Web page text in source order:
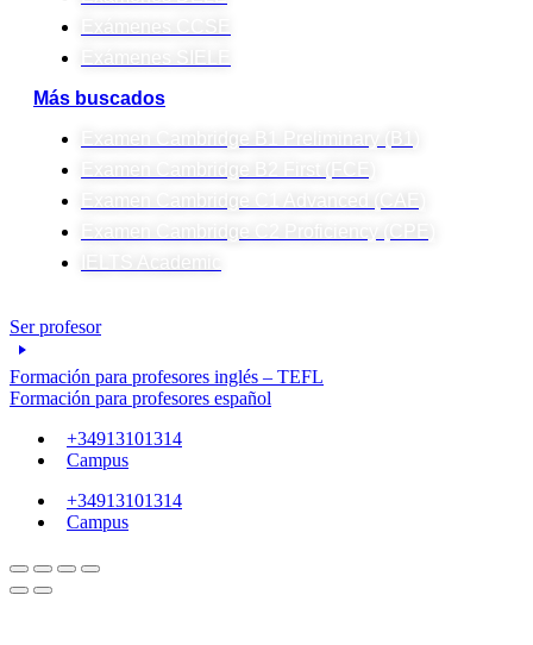
Exámenes CCSE
Exámenes SIELE
Más buscados
Examen Cambridge B1 Preliminary (B1)
Examen Cambridge B2 First (FCE)
Examen Cambridge C1 Advanced (CAE)
Examen Cambridge C2 Proficiency (CPE)
IELTS Academic
Ser profesor
Formación para profesores inglés – TEFL
Formación para profesores español
+34913101314
Campus
+34913101314
Campus